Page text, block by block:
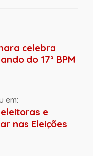
celebra
do 17º BPM
em:
eleitoras e
nas Eleições